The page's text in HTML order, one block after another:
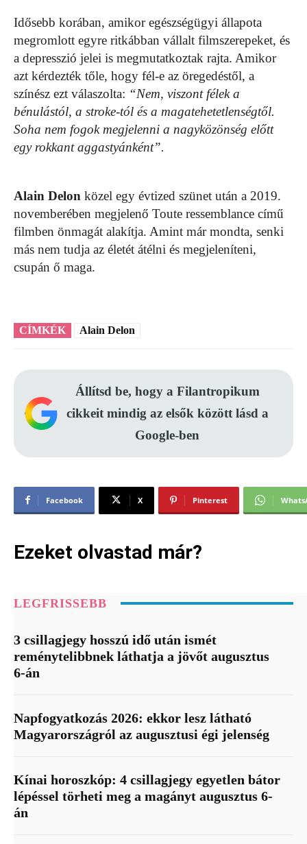
Idősebb korában, amikor egészségügyi állapota
megromlott egyre ritkábban vállalt filmszerepeket, és
a depresszió jelei is megmutatkoztak rajta. Amikor
azt kérdezték tőle, hogy fél-e az öregedéstől, a
színész ezt válaszolta: “Nem, viszont félek a
bénulástól, a stroke-tól és a magatehetetlenségtől.
Soha nem fogok megjelenni a nagyközönség előtt
egy rokkant aggastyánként”.
Alain Delon közel egy évtized szünet után a 2019.
novemberében megjelenő Toute ressemblance című
filmben önmagát alakítja. Amint már mondta, senki
más nem tudja az életét átélni és megjeleníteni,
csupán ő maga.
CÍMKÉK Alain Delon
Állítsd be, hogy a Filantropikum
cikkeit mindig az elsők között lásd a
Google-ben
Facebook X Pinterest
Ezeket olvastad már?
LEGFRISSEBB
3 csillagjegy hosszú idő után ismét
reménytelibbnek láthatja a jövőt augusztus
6-án
Napfogyatkozás 2026: ekkor lesz látható
Magyarországról az augusztusi égi jelenség
Kínai horoszkóp: 4 csillagjegy egyetlen bátor
lépéssel törheti meg a magányt augusztus 6-
án